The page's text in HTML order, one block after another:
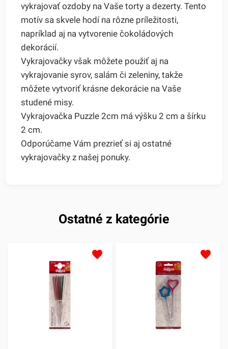
vykrajovať ozdoby na Vaše torty a dezerty. Tento
motív sa skvele hodí na rôzne príležitosti,
napríklad aj na vytvorenie čokoládových
dekorácií.
Vykrajovačky však môžete použiť aj na
vykrajovanie syrov, salám či zeleniny, takže
môžete vytvoriť krásne dekorácie na Vaše
studené misy.
Vykrajovačka Puzzle 2cm má výšku 2 cm a šírku
2 cm.
Odporúčame Vám prezrieť si aj ostatné
vykrajovačky z našej ponuky.
Ostatné z kategórie